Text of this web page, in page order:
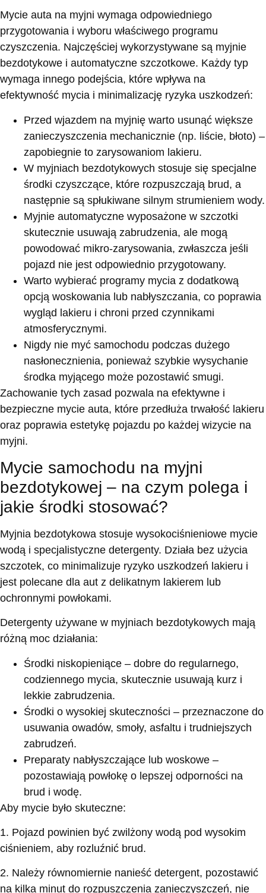
Mycie auta na myjni wymaga odpowiedniego
przygotowania i wyboru właściwego programu
czyszczenia. Najczęściej wykorzystywane są myjnie
bezdotykowe i automatyczne szczotkowe. Każdy typ
wymaga innego podejścia, które wpływa na
efektywność mycia i minimalizację ryzyka uszkodzeń:
Przed wjazdem na myjnię warto usunąć większe
zanieczyszczenia mechanicznie (np. liście, błoto) –
zapobiegnie to zarysowaniom lakieru.
W myjniach bezdotykowych stosuje się specjalne
środki czyszczące, które rozpuszczają brud, a
następnie są spłukiwane silnym strumieniem wody.
Myjnie automatyczne wyposażone w szczotki
skutecznie usuwają zabrudzenia, ale mogą
powodować mikro-zarysowania, zwłaszcza jeśli
pojazd nie jest odpowiednio przygotowany.
Warto wybierać programy mycia z dodatkową
opcją woskowania lub nabłyszczania, co poprawia
wygląd lakieru i chroni przed czynnikami
atmosferycznymi.
Nigdy nie myć samochodu podczas dużego
nasłonecznienia, ponieważ szybkie wysychanie
środka myjącego może pozostawić smugi.
Zachowanie tych zasad pozwala na efektywne i
bezpieczne mycie auta, które przedłuża trwałość lakieru
oraz poprawia estetykę pojazdu po każdej wizycie na
myjni.
Mycie samochodu na myjni
bezdotykowej – na czym polega i
jakie środki stosować?
Myjnia bezdotykowa stosuje wysokociśnieniowe mycie
wodą i specjalistyczne detergenty. Działa bez użycia
szczotek, co minimalizuje ryzyko uszkodzeń lakieru i
jest polecane dla aut z delikatnym lakierem lub
ochronnymi powłokami.
Detergenty używane w myjniach bezdotykowych mają
różną moc działania:
Środki niskopieniące – dobre do regularnego,
codziennego mycia, skutecznie usuwają kurz i
lekkie zabrudzenia.
Środki o wysokiej skuteczności – przeznaczone do
usuwania owadów, smoły, asfaltu i trudniejszych
zabrudzeń.
Preparaty nabłyszczające lub woskowe –
pozostawiają powłokę o lepszej odporności na
brud i wodę.
Aby mycie było skuteczne:
1. Pojazd powinien być zwilżony wodą pod wysokim
ciśnieniem, aby rozluźnić brud.
2. Należy równomiernie nanieść detergent, pozostawić
na kilka minut do rozpuszczenia zanieczyszczeń, nie